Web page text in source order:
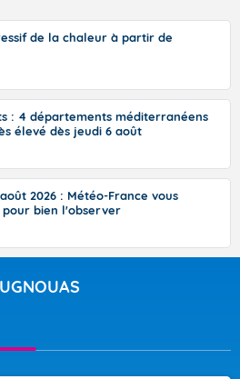
de la chaleur à partir de
: 4 départements méditerranéens
élevé dès jeudi 6 août
août 2026 : Météo-France vous
pour bien l'observer